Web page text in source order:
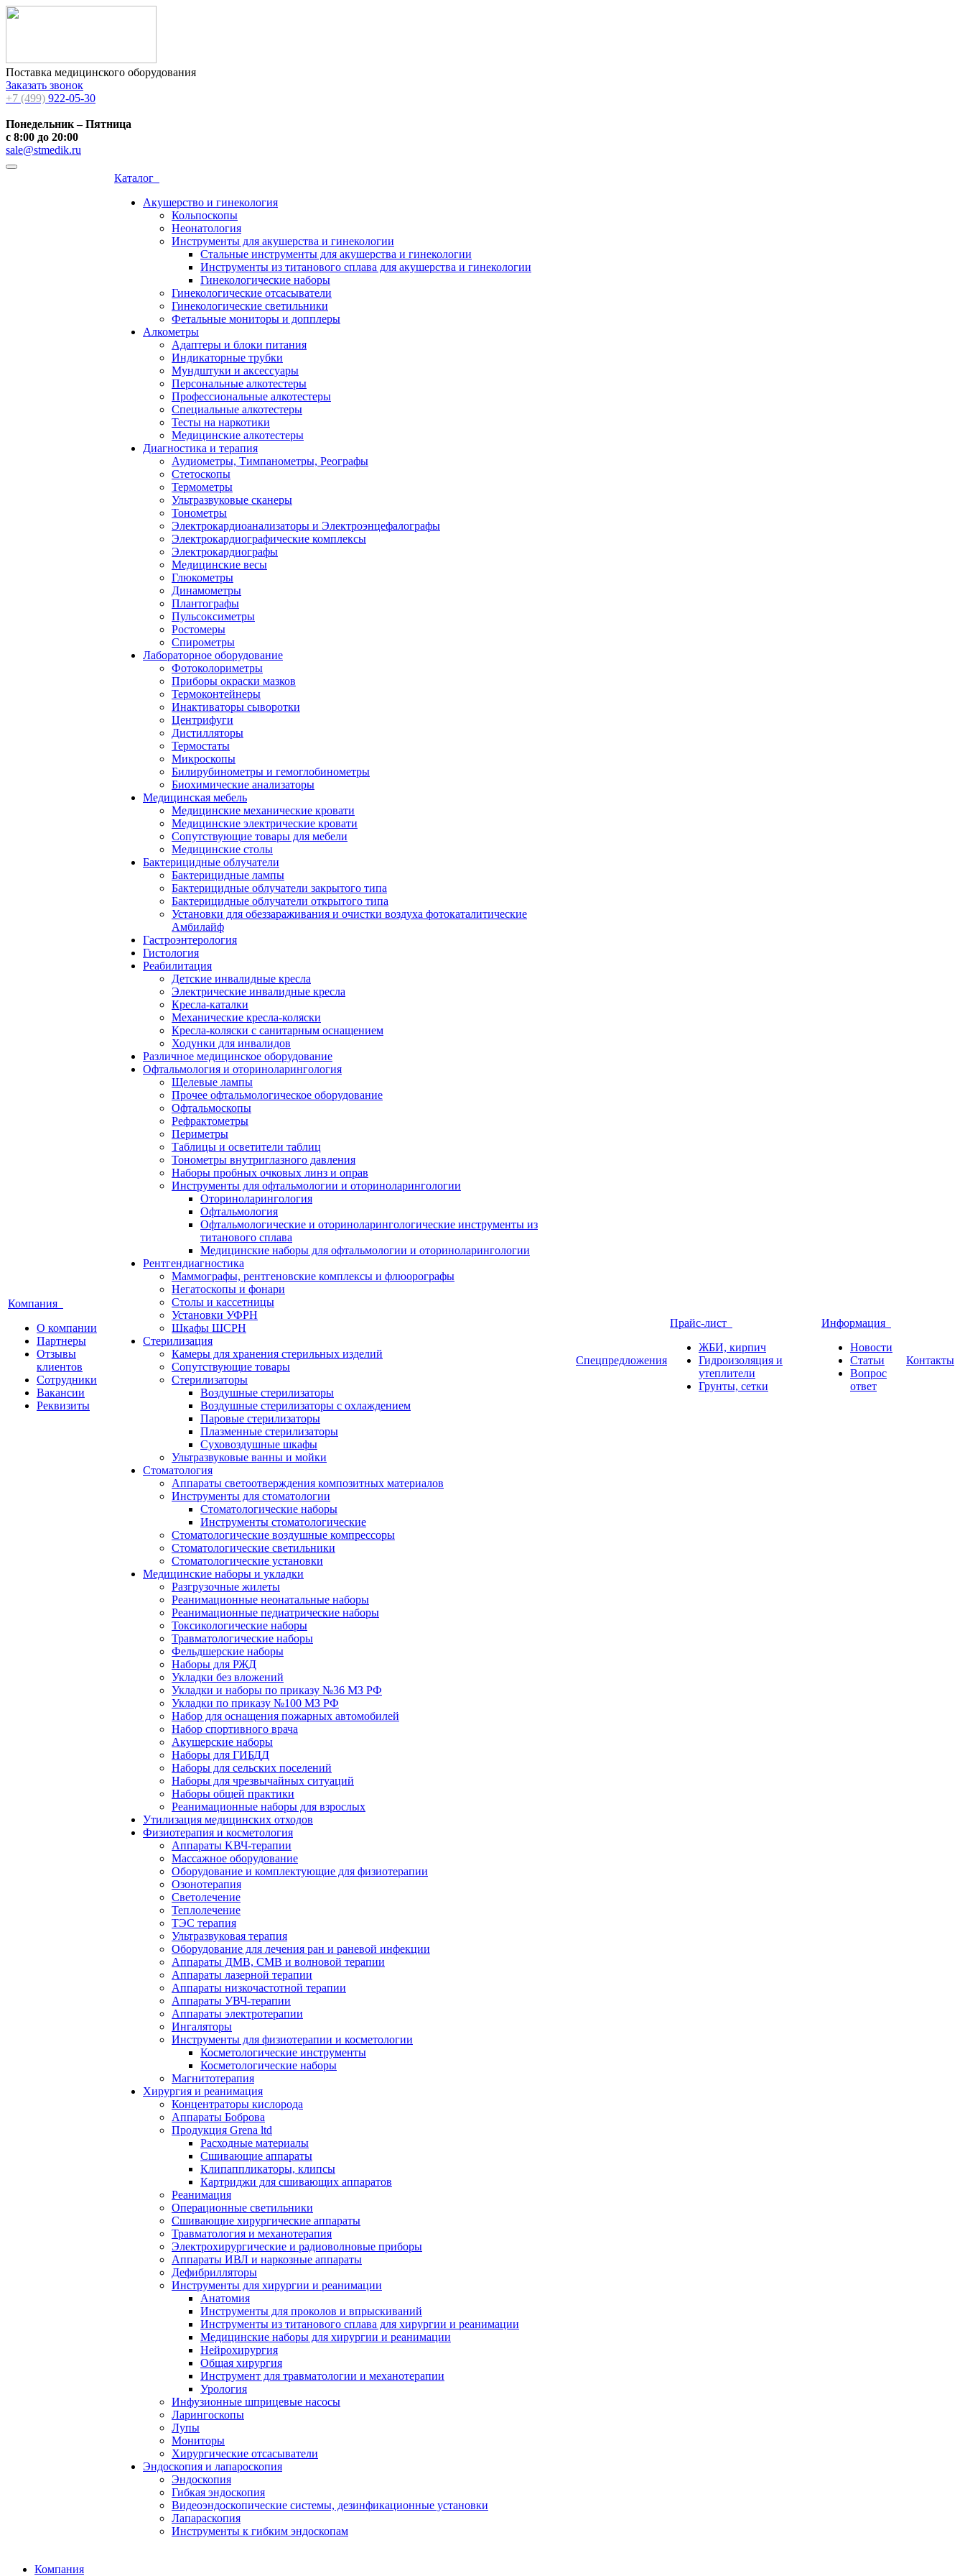
Поставка медицинского оборудования
Заказать звонок
+7 (499) 922-05-30
Понедельник – Пятница
с 8:00 до 20:00
sale@stmedik.ru
Компания
О компании
Партнеры
Отзывы
клиентов
Сотрудники
Вакансии
Реквизиты
Каталог
Акушерство и гинекология
Кольпоскопы
Неонатология
Инструменты для акушерства и гинекологии
Стальные инструменты для акушерства и гинекологии
Инструменты из титанового сплава для акушерства и гинекологии
Гинекологические наборы
Гинекологические отсасыватели
Гинекологические светильники
Фетальные мониторы и допплеры
Алкометры
Адаптеры и блоки питания
Индикаторные трубки
Мундштуки и аксессуары
Персональные алкотестеры
Профессиональные алкотестеры
Специальные алкотестеры
Тесты на наркотики
Медицинские алкотестеры
Диагностика и терапия
Аудиометры, Тимпанометры, Реографы
Стетоскопы
Термометры
Ультразвуковые сканеры
Тонометры
Электрокардиоанализаторы и Электроэнцефалографы
Электрокардиографические комплексы
Электрокардиографы
Медицинские весы
Глюкометры
Динамометры
Плантографы
Пульсоксиметры
Ростомеры
Спирометры
Лабораторное оборудование
Фотоколориметры
Приборы окраски мазков
Термоконтейнеры
Инактиваторы сыворотки
Центрифуги
Дистилляторы
Термостаты
Микроскопы
Билирубинометры и гемоглобинометры
Биохимические анализаторы
Медицинская мебель
Медицинские механические кровати
Медицинские электрические кровати
Сопутствующие товары для мебели
Медицинские столы
Бактерицидные облучатели
Бактерицидные лампы
Бактерицидные облучатели закрытого типа
Бактерицидные облучатели открытого типа
Установки для обеззараживания и очистки воздуха фотокаталитические
Амбилайф
Гастроэнтерология
Гистология
Реабилитация
Детские инвалидные кресла
Электрические инвалидные кресла
Кресла-каталки
Механические кресла-коляски
Кресла-коляски с санитарным оснащением
Ходунки для инвалидов
Различное медицинское оборудование
Офтальмология и оториноларингология
Щелевые лампы
Прочее офтальмологическое оборудование
Офтальмоскопы
Рефрактометры
Периметры
Таблицы и осветители таблиц
Тонометры внутриглазного давления
Наборы пробных очковых линз и оправ
Инструменты для офтальмологии и оториноларингологии
Оториноларингология
Офтальмология
Офтальмологические и оториноларингологические инструменты из
титанового сплава
Медицинские наборы для офтальмологии и оториноларингологии
Рентгендиагностика
Маммографы, рентгеновские комплексы и флюорографы
Негатоскопы и фонари
Столы и кассетницы
Установки УФРН
Шкафы ШСРН
Стерилизация
Камеры для хранения стерильных изделий
Сопутствующие товары
Стерилизаторы
Воздушные стерилизаторы
Воздушные стерилизаторы с охлаждением
Паровые стерилизаторы
Плазменные стерилизаторы
Суховоздушные шкафы
Ультразвуковые ванны и мойки
Стоматология
Аппараты светоотверждения композитных материалов
Инструменты для стоматологии
Стоматологические наборы
Инструменты стоматологические
Стоматологические воздушные компрессоры
Стоматологические светильники
Стоматологические установки
Медицинские наборы и укладки
Разгрузочные жилеты
Реанимационные неонатальные наборы
Реанимационные педиатрические наборы
Токсикологические наборы
Травматологические наборы
Фельдшерские наборы
Наборы для РЖД
Укладки без вложений
Укладки и наборы по приказу №36 МЗ РФ
Укладки по приказу №100 МЗ РФ
Набор для оснащения пожарных автомобилей
Набор спортивного врача
Акушерские наборы
Наборы для ГИБДД
Наборы для сельских поселений
Наборы для чрезвычайных ситуаций
Наборы общей практики
Реанимационные наборы для взрослых
Утилизация медицинских отходов
Физиотерапия и косметология
Аппараты KВЧ-терапии
Массажное оборудование
Оборудование и комплектующие для физиотерапии
Озонотерапия
Светолечение
Теплолечение
ТЭС терапия
Ультразвуковая терапия
Оборудование для лечения ран и раневой инфекции
Аппараты ДМВ, СМВ и волновой терапии
Аппараты лазерной терапии
Аппараты низкочастотной терапии
Аппараты УВЧ-терапии
Аппараты электротерапии
Ингаляторы
Инструменты для физиотерапии и косметологии
Косметологические инструменты
Косметологические наборы
Магнитотерапия
Хирургия и реанимация
Концентраторы кислорода
Аппараты Боброва
Продукция Grena ltd
Расходные материалы
Сшивающие аппараты
Клипаппликаторы, клипсы
Картриджи для сшивающих аппаратов
Реанимация
Операционные светильники
Сшивающие хирургические аппараты
Травматология и механотерапия
Электрохирургические и радиоволновые приборы
Аппараты ИВЛ и наркозные аппараты
Дефибрилляторы
Инструменты для хирургии и реанимации
Анатомия
Инструменты для проколов и впрыскиваний
Инструменты из титанового сплава для хирургии и реанимации
Медицинские наборы для хирургии и реанимации
Нейрохирургия
Общая хирургия
Инструмент для травматологии и механотерапии
Урология
Инфузионные шприцевые насосы
Ларингоскопы
Лупы
Мониторы
Хирургические отсасыватели
Эндоскопия и лапароскопия
Эндоскопия
Гибкая эндоскопия
Видеоэндоскопические системы, дезинфикационные установки
Лапараскопия
Инструменты к гибким эндоскопам
Спецпредложения
Прайс-лист
ЖБИ, кирпич
Гидроизоляция и
утеплители
Грунты, сетки
Информация
Новости
Статьи
Вопрос
ответ
Контакты
Компания